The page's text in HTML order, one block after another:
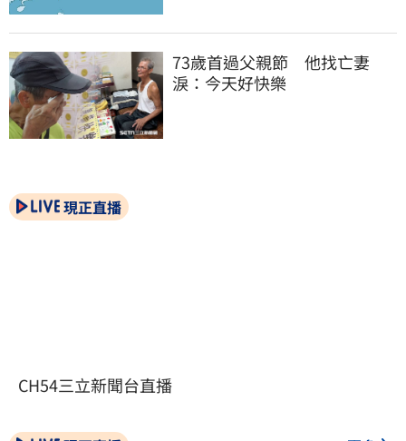
73歲首過父親節　他找亡妻
淚：今天好快樂
現正直播
CH54三立新聞台直播